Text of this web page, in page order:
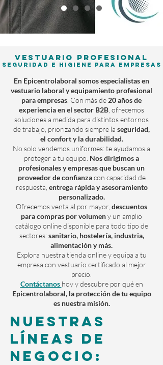
Vestuario Profesional
seguridad e higiene para empresas
En Epicentrolaboral somos especialistas en
vestuario laboral y equipamiento profesional
para empresas . Con más de 20 años de
experiencia en el sector B2B , ofrecemos
soluciones a medida para distintos entornos
de trabajo, priorizando siempre la seguridad,
el confort y la durabilidad.
No solo vendemos uniformes: te ayudamos a
proteger a tu equipo. Nos dirigimos a
profesionales y empresas que buscan un
proveedor de confianzacon capacidad de
respuesta, entrega rápida y asesoramiento
personalizado.
Ofrecemos venta al por mayor, descuentos
para compras por volumeny un amplio
catálogo online disponible para todo tipo de
sectores:sanitario, hostelería, industria,
alimentación y más.
Explora nuestra tienda online y equipa a tu
empresa con vestuario certificado al mejor
precio.
Contáctanos hoy y descubre por qué en
Epicentrolaboral, la protección de tu equipo
es nuestra misión.
NUESTRAS
LÍNEAS DE
NEGOCIO: